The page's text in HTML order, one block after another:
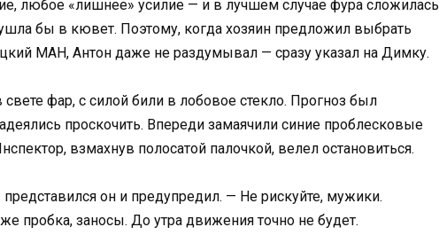
любое «лишнее» усилие — и в лучшем случае фура сложилась
бы в кювет. Поэтому, когда хозяин предложил выбрать
МАН, Антон даже не раздумывал — сразу указал на Димку.
фар, с силой били в лобовое стекло. Прогноз был
проскочить. Впереди замаячили синие проблесковые
взмахнув полосатой палочкой, велел остановиться.
он и предупредил. — Не рискуйте, мужики.
пробка, заносы. До утра движения точно не будет.